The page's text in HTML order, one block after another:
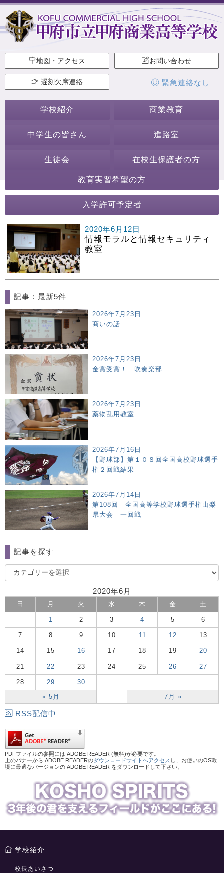
地図・アクセス お問い合わせ
遅刻欠席連絡 緊急連絡なし
学校紹介 商業教育
中学生の皆さん 進路室
生徒会 在校生保護者の方
教育実習希望の方
入学許可予定者
2020年6月12日
情報モラルと情報セキュリティ
教室
記事：最新5件
2026年7月23日
商いの話
2026年7月23日
金賞受賞！ 吹奏楽部
2026年7月23日
薬物乱用教室
2026年7月16日
【野球部】第１０８回全国高校野球選手
権２回戦結果
2026年7月14日
第108回 全国高等学校野球選手権山梨
県大会 一回戦
記事を探す
2020年6月
日 月 火 水 木 金 土
« 5月 7月 »
1 2 3 4 5 6
7 8 9 10 11 12 13
14 15 16 17 18 19 20
21 22 23 24 25 26 27
28 29 30
RSS配信中
PDFファイルの参照には ADOBE READER (無料)が必要です。
上のバナーから ADOBE READERのダウンロードサイトへアクセス し、お使いのOS環
境に最適なバージョンの ADOBE READER をダウンロードして下さい。
学校紹介
校長あいさつ